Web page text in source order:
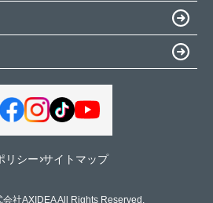
リシー サイトマップ
社AXIDEA All Rights Reserved.